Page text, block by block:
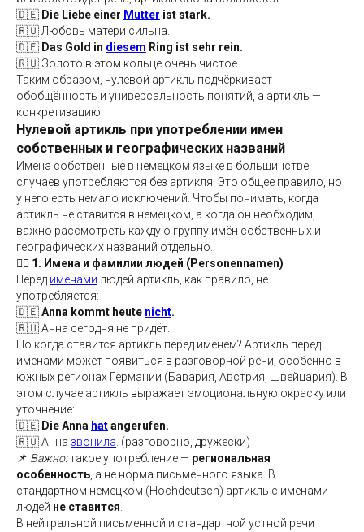
🇩🇪 Die Liebe einer Mutter ist stark.
🇷🇺 Любовь матери сильна.
🇩🇪 Das Gold in diesem Ring ist sehr rein.
🇷🇺 Золото в этом кольце очень чистое.
Таким образом, нулевой артикль подчёркивает
обобщённость и универсальность понятий, а артикль —
конкретизацию.
Нулевой артикль при употреблении имен
собственных и географических названий
Имена собственные в немецком языке в большинстве
случаев употребляются без артикля. Это общее правило, но
у него есть немало исключений. Чтобы понимать, когда
артикль не ставится в немецком, а когда он необходим,
важно рассмотреть каждую группу имён собственных и
географических названий отдельно.
🧍‍♀️ 1. Имена и фамилии людей (Personennamen)
Перед именами людей артикль, как правило, не
употребляется:
🇩🇪Anna kommt heute nicht.
🇷🇺 Анна сегодня не придёт.
Но когда ставится артикль перед именем? Артикль перед
именами может появиться в разговорной речи, особенно в
южных регионах Германии (Бавария, Австрия, Швейцария). В
этом случае артикль выражает эмоциональную окраску или
уточнение:
🇩🇪 Die Anna hatangerufen.
🇷🇺 Анна звонила . (разговорно, дружески)
📌 Важно:такое употребление — региональная
особенность , а не норма письменного языка. В
стандартном немецком (Hochdeutsch) артикль с именами
людей не ставится
В нейтральной письменной и стандартной устной речи